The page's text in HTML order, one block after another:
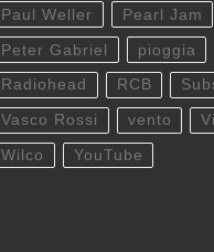
Paul Weller Pearl Jam
Peter Gabriel pioggia
Radiohead RCB
Vasco Rossi vento
Wilco YouTube